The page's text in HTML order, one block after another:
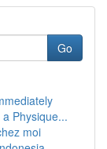
Go
Physique...
moi